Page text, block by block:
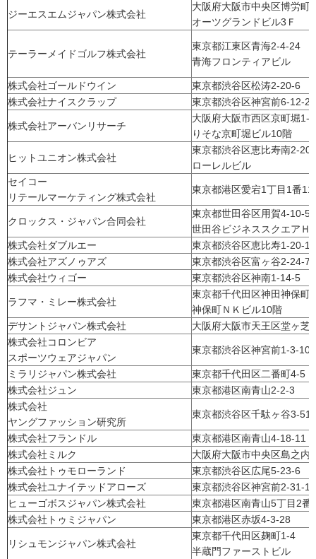
ジーエスエムジャパン株式会社
大阪府大阪市中央区博労
オーツグランドビル3Ｆ
テーラーメイドゴルフ株式会社
東京都江東区青海2-4-24
青海フロンティアビル
株式会社ゴールドウイン
東京都渋谷区松涛2-20-6
株式会社ナイスクラップ
東京都渋谷区神宮前6-12-22
株式会社アーバンリサーチ
大阪府大阪市西区京町堀
りそな京町堀ビル10階
ヒットユニオン株式会社
東京都渋谷区恵比寿南2-
ローレルビル
セイコー
リテールマーケティング株式会社
東京都港区愛宕1丁目1番11
クロックス・ジャパン合同会社
東京都世田谷区用賀4-10-
世田谷ビジネススクエア
株式会社ダブルエー
東京都渋谷区恵比寿1-20-
株式会社アズノゥアズ
東京都渋谷区富ヶ谷2-24-7
株式会社ウィゴー
東京都渋谷区神南1-14-5
ラフマ・ミレー株式会社
東京都千代田区神田神保
神保町ＮＫビル10階
デサントジャパン株式会社
大阪府大阪市天王区堂ヶ芝
株式会社コロンビア
スポーツウェアジャパン
東京都渋谷区神宮前1-3-10
ミラリジャパン株式会社
東京都千代田区二番町4-5
株式会社ジュン
東京都港区南青山2-2-3
株式会社
ヤングファッション研究所
東京都渋谷区千駄ヶ谷3-
株式会社フランドル
東京都港区南青山4-18-11
株式会社ミルク
大阪府大阪市中央区島之内
株式会社トゥモローランド
東京都渋谷区広尾5-23-6
株式会社ユナイテッドアローズ
東京都渋谷区神宮前2-31-12
ヒューゴボスジャパン株式会社
東京都港区南青山5丁目2番
株式会社トゥミジャパン
東京都港区赤坂4-3-28
リシュモンジャパン株式会社
東京都千代田区麹町1-4
半蔵門ファーストビル